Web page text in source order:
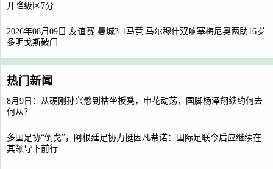
开降级区7分
2026年08月09日 友谊赛-曼城3-1马竞 马尔穆什双响塞梅尼奥两助16岁
多明戈斯破门
热门新闻
8月9日：从硬刚孙兴慜到枯坐板凳，申花动荡，国脚杨泽翔续约何去
何从？
多国足协“倒戈”，阿根廷足协力挺因凡蒂诺：国际足联今后应继续在
其领导下前行